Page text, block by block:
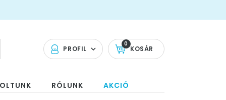
PROFIL KOSÁR
0
RÓLUNK AKCIÓ